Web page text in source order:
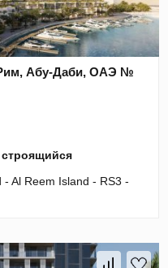
Абу-Даби, ОАЭ №
строящийся
Al Reem Island - RS3 -